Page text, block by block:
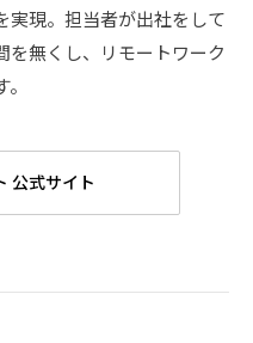
実現。担当者が出社をして
を無くし、リモートワーク
公式サイト